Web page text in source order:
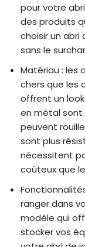
pour votre
des produits
choisir un abri
sans le
Matériau : les
chers que les
offrent un
en métal sont
peuvent
sont plus
nécessitent
coûteux que
ranger dans
modèle qui
stocker vos